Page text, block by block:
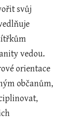
svůj
vedou.
orientace
občanům,